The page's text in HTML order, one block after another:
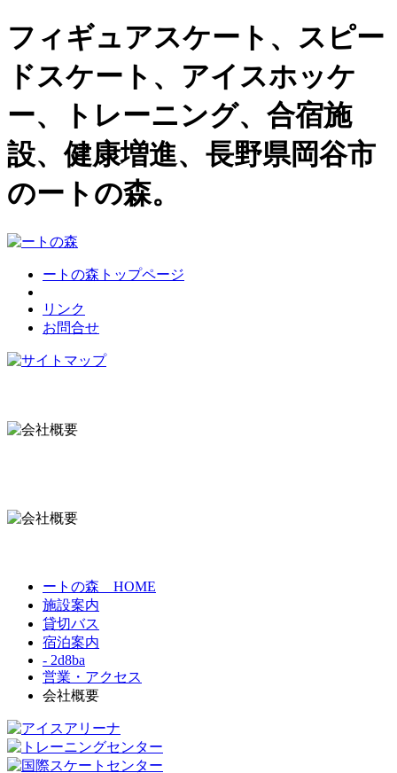
フィギュアスケート、スピー
ドスケート、アイスホッケ
ー、トレーニング、合宿施
設、健康増進、長野県岡谷市
のートの森。
ートの森トップページ
リンク
お問合せ
ートの森 HOME
施設案内
貸切バス
宿泊案内
- 2d8ba
営業・アクセス
会社概要